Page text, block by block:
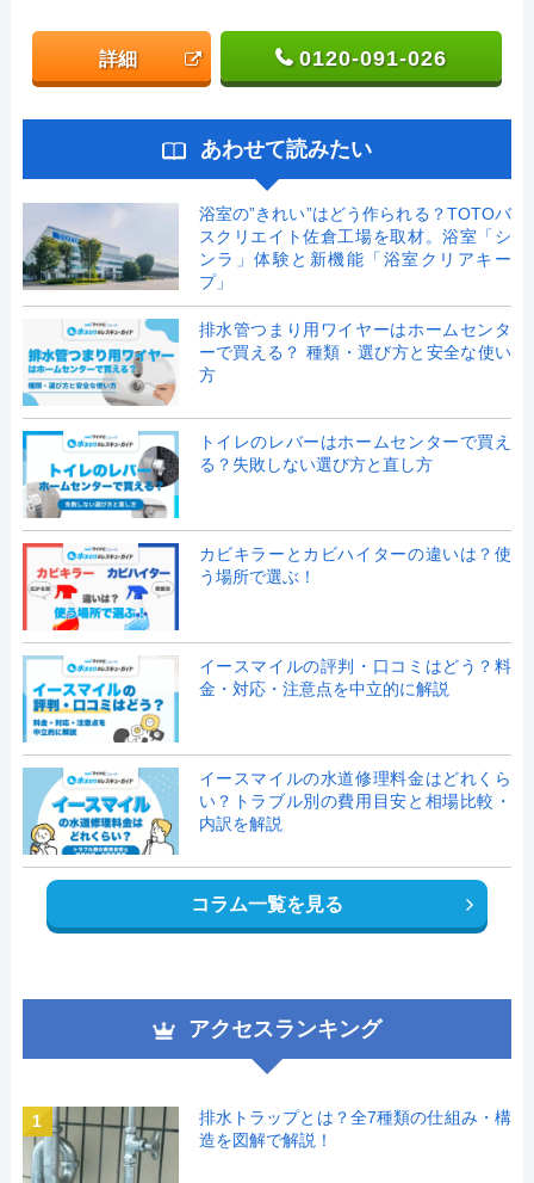
詳細 0120-091-026
あわせて読みたい
浴室の”きれい”はどう作られる？TOTOバ
スクリエイト佐倉工場を取材。浴室「シ
ンラ」体験と新機能「浴室クリアキー
プ」
排水管つまり用ワイヤーはホームセンタ
ーで買える？ 種類・選び方と安全な使い
方
トイレのレバーはホームセンターで買え
る？失敗しない選び方と直し方
カビキラーとカビハイターの違いは？使
う場所で選ぶ！
イースマイルの評判・口コミはどう？料
金・対応・注意点を中立的に解説
イースマイルの水道修理料金はどれくら
い？トラブル別の費用目安と相場比較・
内訳を解説
コラム一覧を見る
アクセスランキング
1
排水トラップとは？全7種類の仕組み・構
造を図解で解説！